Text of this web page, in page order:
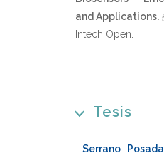
and Applications.
Intech Open
Tesis
Serrano